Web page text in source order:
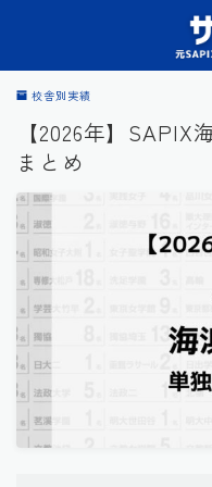
校舎別実績
【2026年】
まとめ